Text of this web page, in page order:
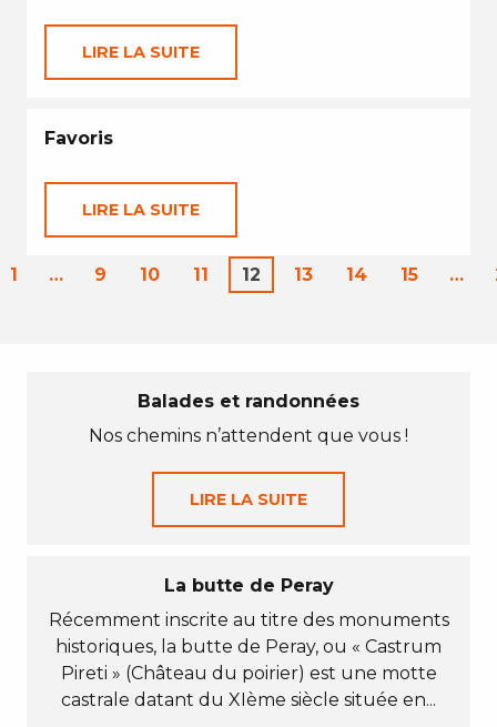
LIRE LA SUITE
Favoris
LIRE LA SUITE
1 … 9 10 11 12 13 14 15 …
Balades et randonnées
Nos chemins n’attendent que vous !
LIRE LA SUITE
La butte de Peray
Récemment inscrite au titre des monuments
historiques, la butte de Peray, ou « Castrum
Pireti » (Château du poirier) est une motte
castrale datant du XIème siècle située en...